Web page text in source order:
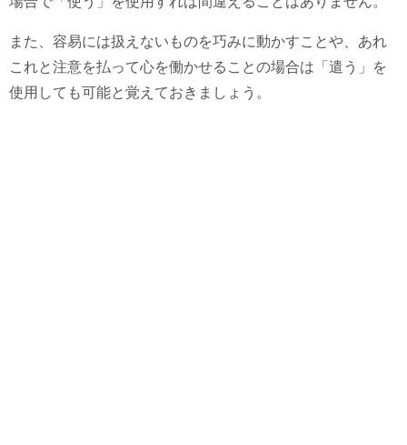
また、容易には扱えないものを巧みに動かすことや、あれ
これと注意を払って心を働かせることの場合は「遣う」を
使用しても可能と覚えておきましょう。